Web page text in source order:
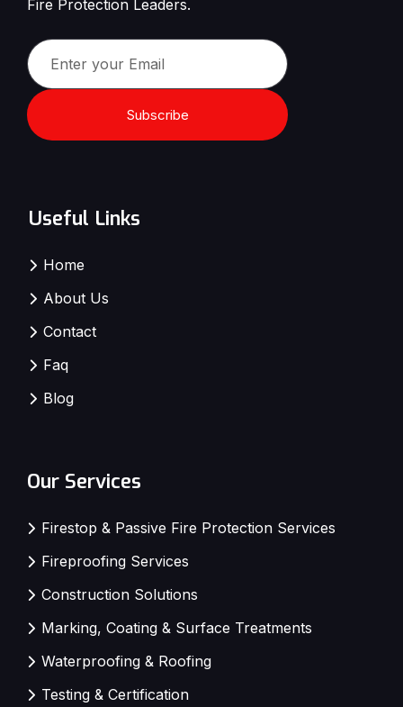
Fire Protection Leaders.
Subscribe
Useful Links
Home
About Us
Contact
Faq
Blog
Our Services
Firestop & Passive Fire Protection Services
Fireproofing Services
Construction Solutions
Marking, Coating & Surface Treatments
Waterproofing & Roofing
Testing & Certification